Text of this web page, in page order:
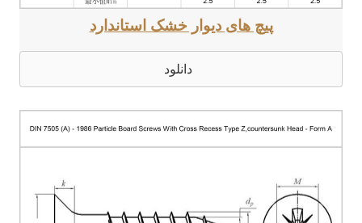
پیچ های دیوار خشک استاندارد
دانلود